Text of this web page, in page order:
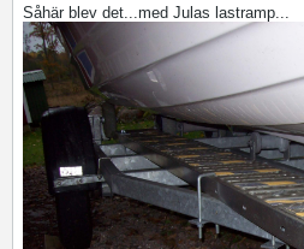
Såhär blev det...med Julas lastramp...